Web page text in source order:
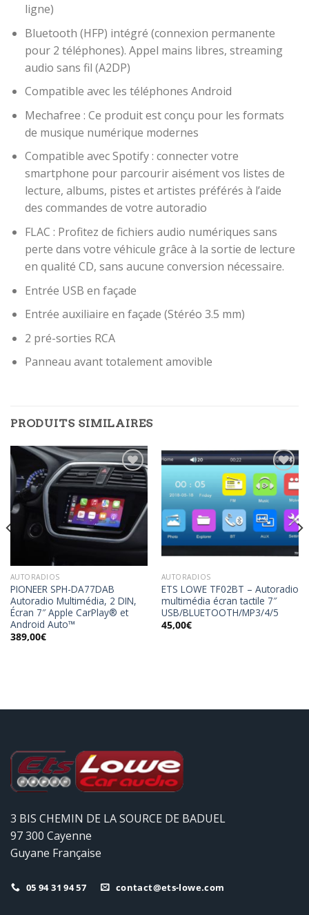
ligne)
Bluetooth (HFP) intégré (connexion permanente
pour 2 téléphones). Appel mains libres, streaming
audio sans fil (A2DP)
Compatible avec les téléphones Android
Mechafree : Ce produit est conçu pour les formats
de musique numérique modernes
Compatible avec Spotify : connecter votre
smartphone pour parcourir aisément vos listes de
lecture, albums, pistes et artistes préférés à l’aide
des commandes de votre autoradio
FLAC : Profitez de fichiers audio numériques sans
perte dans votre véhicule grâce à la sortie de lecture
en qualité CD, sans aucune conversion nécessaire.
Entrée USB en façade
Entrée auxiliaire en façade (Stéréo 3.5 mm)
2 pré-sorties RCA
Panneau avant totalement amovible
PRODUITS SIMILAIRES
Ajouter
à la
wishlist
AUTORADIOS
PIONEER SPH-DA77DAB
Autoradio Multimédia, 2 DIN,
Écran 7″ Apple CarPlay® et
Android Auto™
389,00€
Ajouter
à la
wishlist
AUTORADIOS
ETS LOWE TF02BT – Autoradio
multimédia écran tactile 7″
USB/BLUETOOTH/MP3/4/5
45,00€
3 BIS CHEMIN DE LA SOURCE DE BADUEL
97 300 Cayenne
Guyane Française
05 94 31 94 57 contact@ets-lowe.com